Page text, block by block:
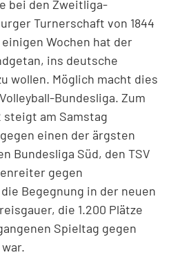
bei den Zweitliga-
Turnerschaft von 1844
Wochen hat der
ins deutsche
wollen. Möglich macht dies
Bundesliga. Zum
am Samstag
gegen einen der ärgsten
Bundesliga Süd, den TSV
gegen
Begegnung in der neuen
die 1.200 Plätze
Spieltag gegen